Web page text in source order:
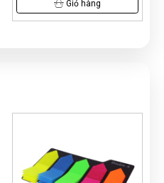
Giỏ hàng